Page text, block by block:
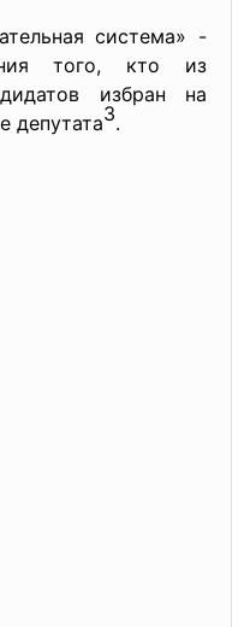
система» -
того, кто из
избран на
депутата3.